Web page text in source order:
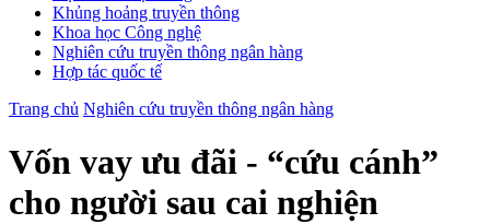
Khủng hoảng truyền thông
Khoa học Công nghệ
Nghiên cứu truyền thông ngân hàng
Hợp tác quốc tế
Trang chủ Nghiên cứu truyền thông ngân hàng
Vốn vay ưu đãi - “cứu cánh”
cho người sau cai nghiện